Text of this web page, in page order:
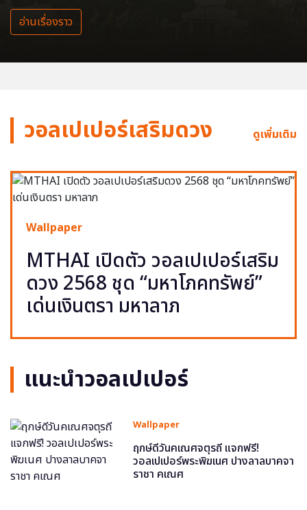
อ่านเรื่องราว
วอลเปเปอร์เสริมดวง ดูเพิ่มเติม
Wallpaper
MTHAI เปิดตัว วอลเปเปอร์เสริม
ดวง 2568 ชุด “มหาโภคทรัพย์”
เด่นเงินตรา มหาลาภ
แนะนำวอลเปเปอร์
Wallpaper
ฤกษ์ดีวันคเณศจตุรถี แจกฟรี!
วอลเปเปอร์พระพิฆเนศ ปางลาลบาคจา
ราชา คเณศ